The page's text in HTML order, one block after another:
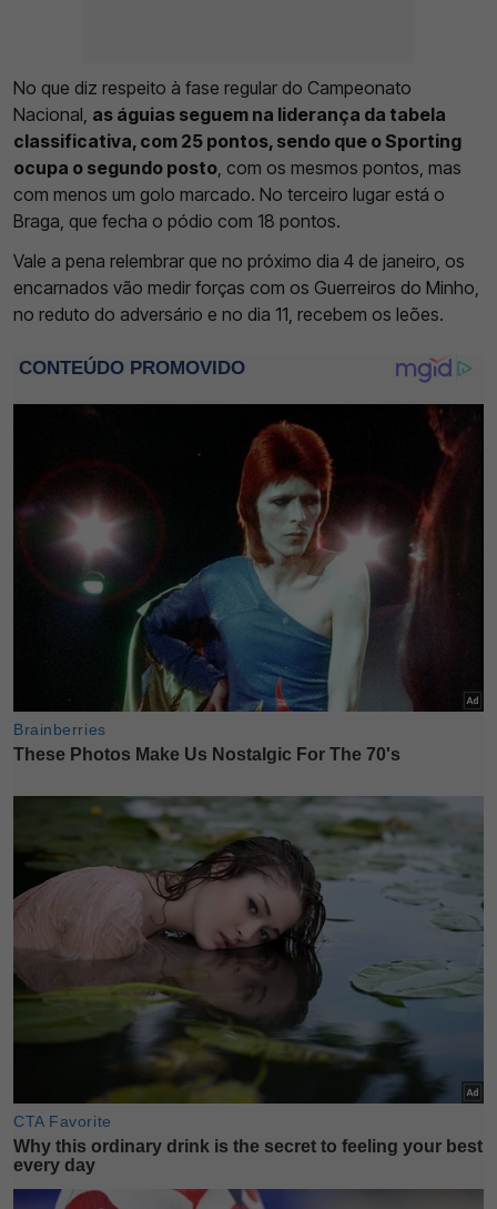
No que diz respeito à fase regular do Campeonato
Nacional, as águias seguem na liderança da tabela
classificativa, com 25 pontos, sendo que o Sporting
ocupa o segundo posto, com os mesmos pontos, mas
com menos um golo marcado. No terceiro lugar está o
Braga, que fecha o pódio com 18 pontos.
Vale a pena relembrar que no próximo dia 4 de janeiro, os
encarnados vão medir forças com os Guerreiros do Minho,
no reduto do adversário e no dia 11, recebem os leões.